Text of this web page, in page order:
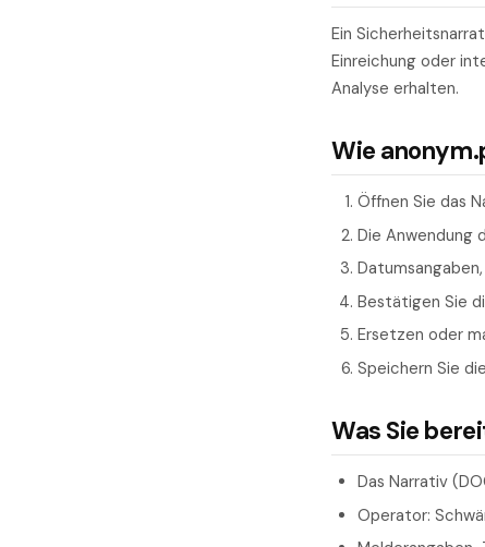
Ein
Einreichung oder
Analyse erhalten.
Wie
Öffnen Sie das
Die Anwendung
Bestätigen Sie
Ersetzen oder
Speichern Sie
Was Sie
Das Narrativ
Operator: